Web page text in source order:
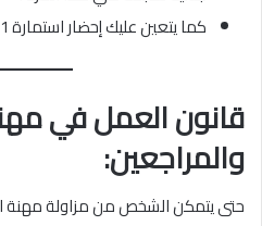
كما يتعين عليك إحضار استمارة 1 تأمينات أصل او صورة واضحة.
قانون العمل في
والمراجعين:
حتى يتمكن الشخص من مزاولة مهنة